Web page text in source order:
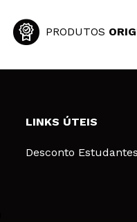
PRODUTOS
LINKS ÚTEIS
Desconto Estudantes